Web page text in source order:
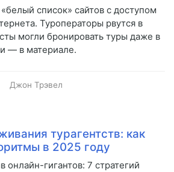
список» сайтов с доступом
Туроператоры рвутся в
могли бронировать туры даже в
— в материале.
Джон Трэвел
турагентств: как
в 2025 году
онлайн-гигантов: 7 стратегий